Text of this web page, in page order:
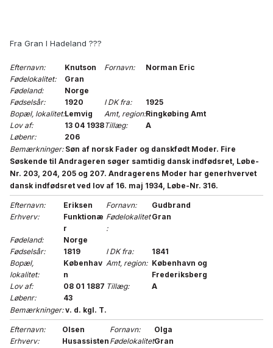
Fra Gran I Hadeland ???
Efternavn: Knutson Fornavn:
Norman Eric
Fødelokalitet:
Gran
Fødeland:
Norge
Fødselsår:
1920 I DK fra:
1925
Bopæl, lokalitet:Lemvig Amt, region:Ringkøbing Amt
Lov af:
13 04 1938Tillæg:
A
Løbenr:
206
Bemærkninger: Søn af norsk Fader og danskfødt Moder. Fire
Søskende til Andrageren søger samtidig dansk indfødsret, Løbe-
Nr. 203, 204, 205 og 207. Andragerens Moder har generhvervet
dansk indfødsret ved lov af 16. maj 1934, Løbe-Nr. 316.
Efternavn: Eriksen Fornavn:
Gudbrand
Erhverv:
Funktionæ
r
Fødelokalitet
:
Gran
Fødeland:
Norge
Fødselsår:
1819 I DK fra:
1841
Bopæl,
lokalitet:
Københav
n
Amt, region: København og
Frederiksberg
Lov af:
08 01 1887 Tillæg:
A
Løbenr:
43
Bemærkninger: v. d. kgl. T.
Efternavn: Olsen Fornavn:
Olga
Erhverv:
Husassisten FødelokalitetGran